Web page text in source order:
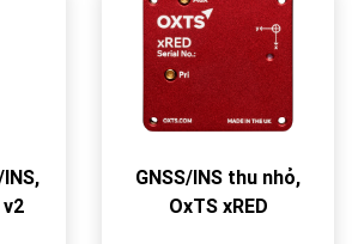
GNSS/INS thu nhỏ,
OxTS xRED